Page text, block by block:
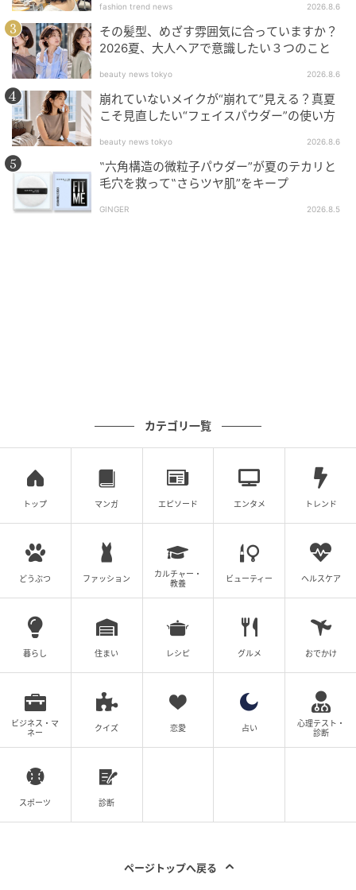
003 ヒッピーチェリーウッド
004 プレッピーローズ
fashion trend news 2026.8.6
その髪型、めざす雰囲気に合っていますか？
2026夏、大人ヘアで意識したい３つのこと
beauty news tokyo 2026.8.6
崩れていないメイクが“崩れて”見える？真夏
こそ見直したい“フェイスパウダー”の使い方
beauty news tokyo 2026.8.6
‟六角構造の微粒子パウダー”が夏のテカリと
毛穴を救って‟さらツヤ肌”をキープ
GINGER 2026.8.5
カテゴリ一覧
トップ マンガ エピソード エンタメ トレンド
どうぶつ ファッション
カルチャー・
教養
ビューティー ヘルスケア
暮らし 住まい レシピ グルメ おでかけ
ビジネス・マ
ネー
クイズ 恋愛 占い
心理テスト・
診断
スポーツ 診断
ページトップへ戻る